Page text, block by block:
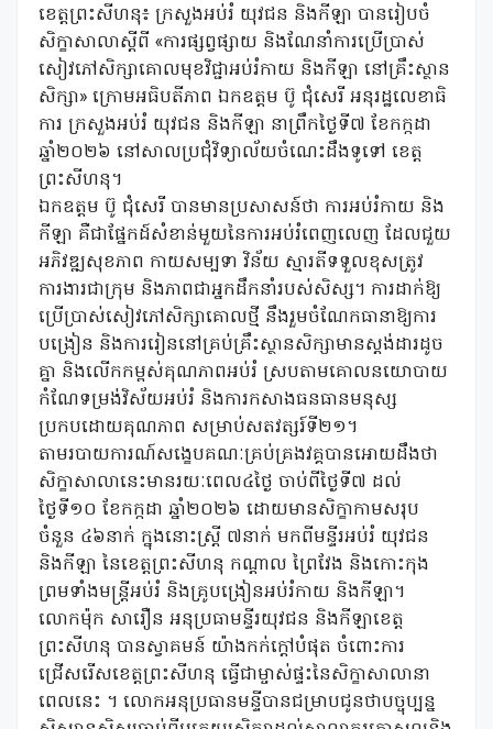
ខេត្តព្រះសីហនុ៖ ក្រសួងអប់រំ យុវជន និងកីឡា បានរៀបចំ
សិក្ខាសាលាស្តីពី «ការផ្សព្វផ្សាយ និងណែនាំការប្រើប្រាស់
សៀវភៅសិក្សាគោលមុខវិជ្ជាអប់រំកាយ និងកីឡា នៅគ្រឹះស្ថាន
សិក្សា» ក្រោមអធិបតីភាព ឯកឧត្តម ប៊ូ ជុំសេរី អនុរដ្ឋលេខាធិ
ការ ក្រសួងអប់រំ យុវជន និងកីឡា នាព្រឹកថ្ងៃទី៧ ខែកក្កដា
ឆ្នាំ២០២៦ នៅសាលប្រជុំវិទ្យាល័យចំណេះដឹងទូទៅ ខេត្ត
ព្រះសីហនុ។
ឯកឧត្តម ប៊ូ ជុំសេរី បានមានប្រសាសន៍ថា ការអប់រំកាយ និង
កីឡា គឺជាផ្នែកដ៍សំខាន់មួយនៃការអប់រំពេញលេញ ដែលជួយ
អភិវឌ្ឍសុខភាព កាយសម្បទា វិន័យ ស្មារតីទទួលខុសត្រូវ
ការងារជាក្រុម និងភាពជាអ្នកដឹកនាំរបស់សិស្ស។ ការដាក់ឱ្យ
ប្រើប្រាស់សៀវភៅសិក្សាគោលថ្មី នឹងរួមចំណែកធានាឱ្យការ
បង្រៀន និងការរៀននៅគ្រប់គ្រឹះស្ថានសិក្សាមានស្តង់ដារដូច
គ្នា និងលើកកម្ពស់គុណភាពអប់រំ ស្របតាមគោលនយោបាយ
កំណែទម្រង់វិស័យអប់រំ និងការកសាងធនធានមនុស្ស
ប្រកបដោយគុណភាព សម្រាប់សតវត្សរ៍ទី២១។
តាមរបាយការណ៍សង្ខេបគណៈគ្រប់គ្រងវគ្គបានអោយដឹងថា
សិក្ខាសាលានេះមានរយៈពេល៤ថ្ងៃ ចាប់ពីថ្ងៃទី៧ ដល់
ថ្ងៃទី១០ ខែកក្កដា ឆ្នាំ២០២៦ ដោយមានសិក្ខាកាមសរុប
ចំនួន ៤៦នាក់ ក្នុងនោះស្ត្រី ៧នាក់ មកពីមន្ទីរអប់រំ យុវជន
និងកីឡា នៃខេត្តព្រះសីហនុ កណ្តាល ព្រៃវែង និងកោះកុង
ព្រមទាំងមន្ត្រីអប់រំ និងគ្រូបង្រៀនអប់រំកាយ និងកីឡា។
លោកម៉ុក សារឿន អនុប្រធាមន្ទីរយុវជន និងកីឡាខេត្ត
ព្រះសីហនុ បានស្វាគមន៍ យ៉ាងកក់ក្តៅបំផុត ចំពោះការ
ជ្រើសរើសខេត្តព្រះសីហនុ ធ្វើជាម្ចាស់ផ្ទះនៃសិក្ខាសាលានា
ពេលនេះ ។ លោកអនុប្រធានមន្ទីបានជម្រាបជូនថាបច្ចុប្បន្ន